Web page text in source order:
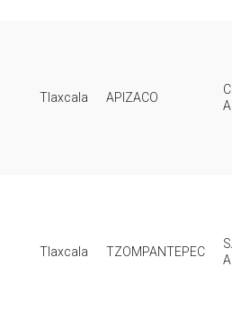
Tlaxcala APIZACO
Tlaxcala TZOMPANTEPEC